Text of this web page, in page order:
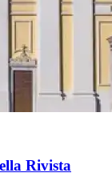
Rivista